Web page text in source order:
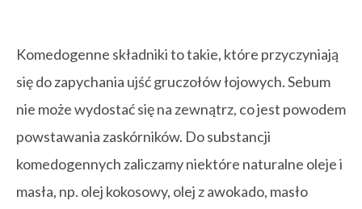
Komedogenne składniki to takie, które przyczyniają
się do zapychania ujść gruczołów łojowych. Sebum
nie może wydostać się na zewnątrz, co jest powodem
powstawania zaskórników. Do substancji
komedogennych zaliczamy niektóre naturalne oleje i
masła, np. olej kokosowy, olej z awokado, masło